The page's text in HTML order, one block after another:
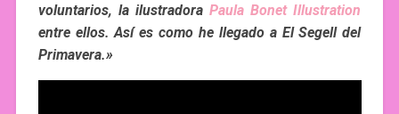
voluntarios, la ilustradoraPaula Bonet Illustration
entre ellos. Así es como he llegado a El Segell del
Primavera.»